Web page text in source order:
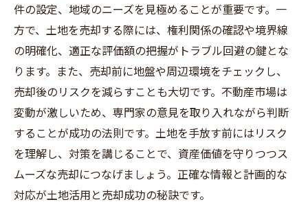
件の設定、地域のニーズを見極めることが重要です。一
方で、土地を売却する際には、権利関係の確認や境界線
の明確化、適正な評価額の把握がトラブル回避の鍵とな
ります。また、売却前に地盤や周辺環境をチェックし、
売却後のリスクを減らすことも大切です。不動産市場は
変動が激しいため、専門家の意見を取り入れながら判断
することが成功の法則です。土地を手放す前にはリスク
を理解し、対策を講じることで、資産価値を守りつつス
ムーズな売却につなげましょう。正確な情報と計画的な
対応が土地活用と売却成功の秘訣です。